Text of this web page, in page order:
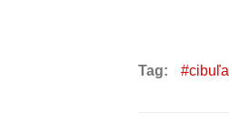
Tag: cibuľa